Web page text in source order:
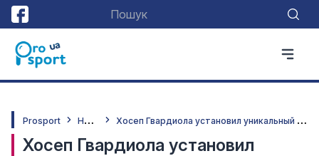
Prosport Н
овини Х
осеп Гвардиола установил уникальный рекорд Лиги чемпионов
Хосеп Гвардиола установил